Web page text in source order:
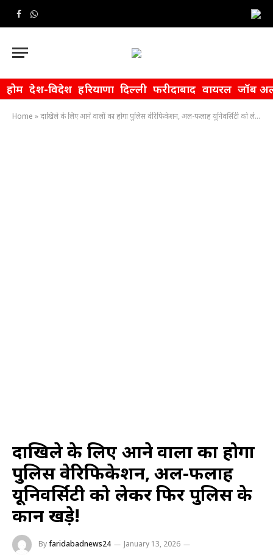
Facebook
WhatsApp
होम देश-विदेश हरियाणा दिल्ली फरीदाबाद वायरल जॉब
Home »दाखिले के लिए आने वालों का होगा पुलिस वेरिफिकेशन, अल-फलाह यूनिवर्सिटी को लेकर फिर पुलिस के कान खड़े!
दाखिले के लिए आने वालों का होगा
पुलिस वेरिफिकेशन, अल-फलाह
यूनिवर्सिटी को लेकर फिर पुलिस के
कान खड़े!
Byfaridabadnews24
January 13, 2026